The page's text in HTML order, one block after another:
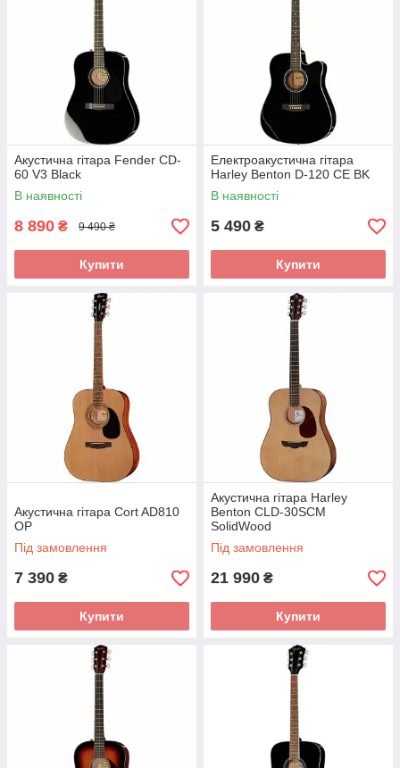
Акустична гітара Fender CD-
60 V3 Black
В наявності
8 890 ₴ 9 490 ₴
Купити
Електроакустична гітара
Harley Benton D-120 CE BK
В наявності
5 490 ₴
Купити
Акустична гітара Cort AD810
OP
Під замовлення
7 390 ₴
Купити
Акустична гітара Harley
Benton CLD-30SCM
SolidWood
Під замовлення
21 990 ₴
Купити